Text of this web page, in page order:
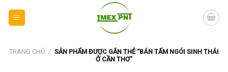
TRANG CHỦ / SẢN PHẨM ĐƯỢC GẮN THẺ “BÁN TẤM NGÓI SINH THÁI
Ở CẦN THƠ”